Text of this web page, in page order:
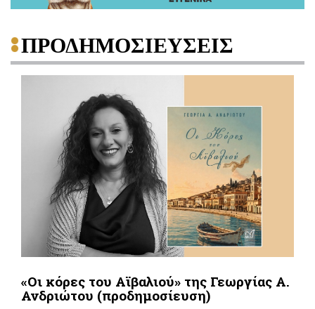
ΠΡΟΔΗΜΟΣΙΕΥΣΕΙΣ
«Οι κόρες του Αϊβαλιού» της Γεωργίας Α.
Ανδριώτου (προδημοσίευση)